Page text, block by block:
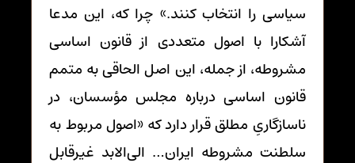
سیاسی را انتخاب کنند.» چرا که، این مدعا
آشکارا با اصول متعددی از قانون اساسی
مشروطه، از جمله، این اصل الحاقی به متمم
قانون اساسی درباره مجلس مؤسسان، در
ناسازگاریِ مطلق قرار دارد که «اصول مربوط به
سلطنت مشروطه ایران… الی‌الابد غیرقابل